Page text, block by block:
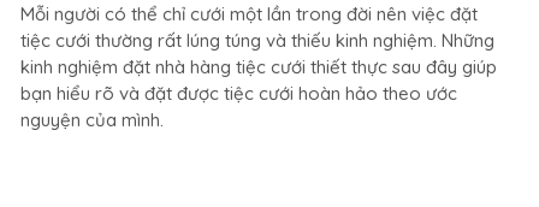
nghiệm
đặt
nhà
hàng
Mỗi người có thể chỉ cưới một lần trong đời nên việc đặt
tiệc cưới thường rất lúng túng và thiếu kinh nghiệm. Những
kinh nghiệm đặt nhà hàng tiệc cưới thiết thực sau đây giúp
bạn hiểu rõ và đặt được tiệc cưới hoàn hảo theo ước
nguyện của mình.